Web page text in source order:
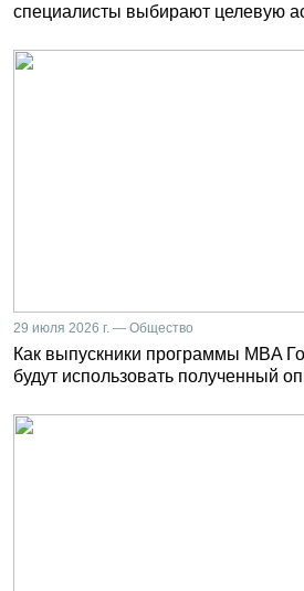
специалисты выбирают целевую
29 июля 2026 г. — Общество
Как выпускники программы MBA
будут использовать полученный